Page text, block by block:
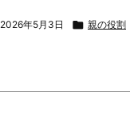
2026年5月3日  親の役割